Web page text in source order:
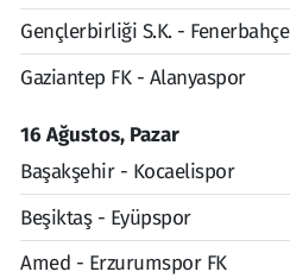
Gençlerbirliği S.K. - Fenerbahçe
Gaziantep FK - Alanyaspor
16 Ağustos, Pazar
Başakşehir - Kocaelispor
Beşiktaş - Eyüpspor
Amed - Erzurumspor FK